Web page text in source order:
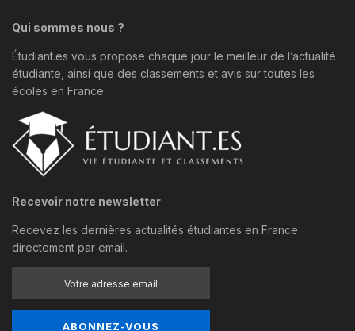
Qui sommes nous ?
Étudiant.es vous propose chaque jour le meilleur de l’actualité
étudiante, ainsi que des classements et avis sur toutes les
écoles en France.
Recevoir notre newsletter
Recevez les dernières actualités étudiantes en France
directement par email.